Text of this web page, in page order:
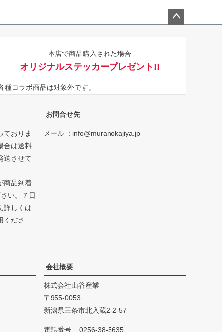
本店で商品購入された場合
オリジナルステッカープレゼント!!
種コラボ商品は対象外です。
ておりま
合は送料
送させて
商品到着
い。７日
詳しくは
くださ
お問合せ先
メール info@muranokajiya.jp
会社概要
株式会社山谷産業
955-0053
新潟県三条市北入蔵2-2-57
電話番号 0256-38-5635